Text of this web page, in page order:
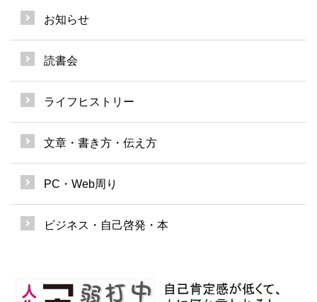
お知らせ
読書会
ライフヒストリー
文章・書き方・伝え方
PC・Web周り
ビジネス・自己啓発・本